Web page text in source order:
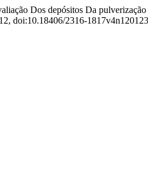
Dos depósitos Da
doi:10.18406/2316-